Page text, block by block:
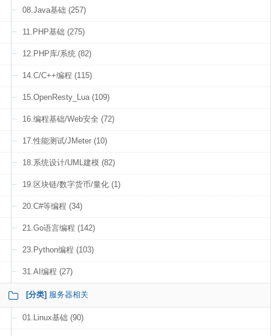
08.Java基础 (257)
11.PHP基础 (275)
12.PHP库/系统 (82)
14.C/C++编程 (115)
15.OpenResty_Lua (109)
16.编程基础/Web安全 (72)
17.性能测试/JMeter (10)
18.系统设计/UML建模 (82)
19.区块链/数字货币/量化 (1)
20.C#等编程 (34)
21.Go语言编程 (142)
23.Python编程 (103)
31.AI编程 (27)
[分类] 服务器相关
01.Linux基础 (90)